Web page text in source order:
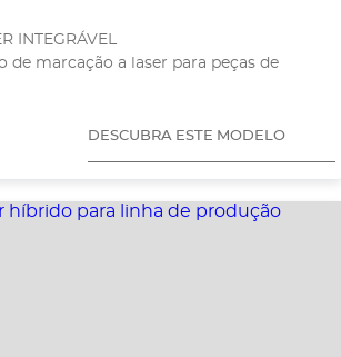
INTEGRÁVEL
de marcação a laser para peças de
DESCUBRA ESTE MODELO